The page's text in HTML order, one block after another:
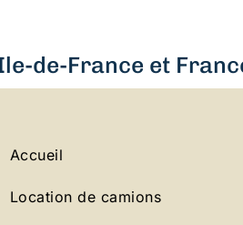
de-France et
Accueil
Location de camions